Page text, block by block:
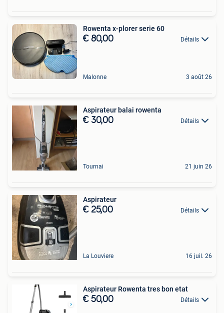
Rowenta x-plorer serie 60
€ 80,00 Détails
Malonne 3 août 26
Aspirateur balai rowenta
€ 30,00 Détails
Tournai 21 juin 26
Aspirateur
€ 25,00 Détails
La Louviere 16 juil. 26
Aspirateur Rowenta tres bon etat
€ 50,00 Détails